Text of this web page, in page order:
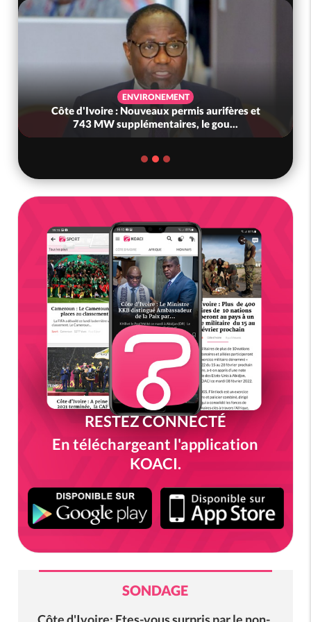
ENVIRONEMENT
Côte d'Ivoire : Nouveaux permis aurifères et
743 MW supplémentaires, le gou...
RESTEZ CONNECTÉ
En téléchargeant l'application
KOACI.
SONDAGE